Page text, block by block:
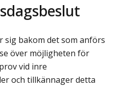
sig bakom det som anförs
över möjligheten för
vid inre
och tillkännager detta